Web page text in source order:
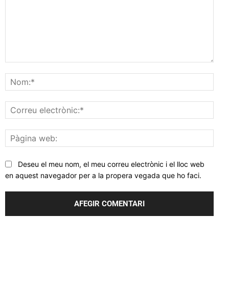
web:
Deseu el meu nom, el meu correu electrònic i el lloc web
en aquest navegador per a la propera vegada que ho faci.